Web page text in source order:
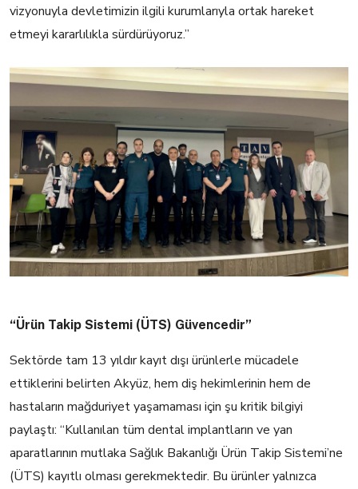
vizyonuyla devletimizin ilgili kurumlarıyla ortak hareket
etmeyi kararlılıkla sürdürüyoruz.”
“Ürün Takip Sistemi (ÜTS) Güvencedir”
Sektörde tam 13 yıldır kayıt dışı ürünlerle mücadele
ettiklerini belirten Akyüz, hem diş hekimlerinin hem de
hastaların mağduriyet yaşamaması için şu kritik bilgiyi
paylaştı: “Kullanılan tüm dental implantların ve yan
aparatlarının mutlaka Sağlık Bakanlığı Ürün Takip Sistemi’ne
(ÜTS) kayıtlı olması gerekmektedir. Bu ürünler yalnızca